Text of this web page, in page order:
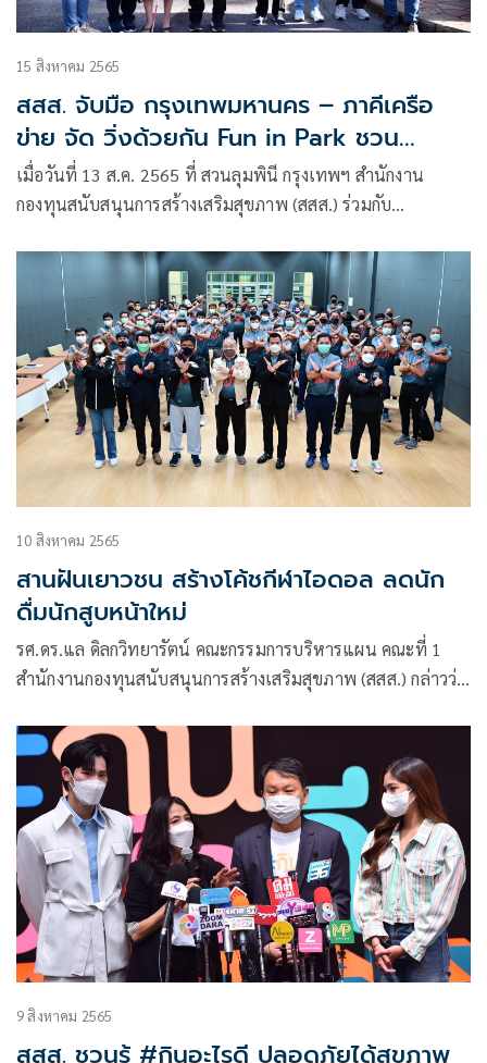
15 สิงหาคม 2565
สสส. จับมือ กรุงเทพมหานคร – ภาคีเครือ
ข่าย จัด วิ่งด้วยกัน Fun in Park ชวน
ประชาชน – คนพิการ เพิ่มกิจกรรมทางกาย ดู
หนัง ฟังดนตรี ส่งเสริมพื้นที่สาธารณะ สร้าง
เมื่อวันที่ 13 ส.ค. 2565 ที่ สวนลุมพินี กรุงเทพฯ สำนักงาน
กองทุนสนับสนุนการสร้างเสริมสุขภาพ (สสส.) ร่วมกับ
10 สิงหาคม 2565
สานฝันเยาวชน สร้างโค้ชกีฬาไอดอล ลดนัก
ดื่มนักสูบหน้าใหม่
รศ.ดร.แล ดิลกวิทยารัตน์ คณะกรรมการบริหารแผน คณะที่ 1
สำนักงานกองทุนสนับสนุนการสร้างเสริมสุขภาพ (สสส.) กล่าวว่า
ปฏิบัติการ
9 สิงหาคม 2565
สสส. ชวนรู้ #กินอะไรดี ปลอดภัยได้สุขภาพ